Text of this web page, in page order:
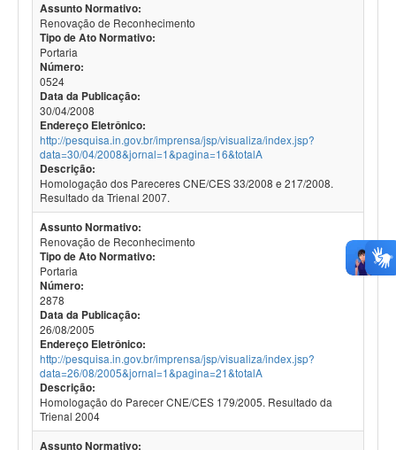
Assunto Normativo:
Renovação de Reconhecimento
Tipo de Ato Normativo:
Portaria
Número:
0524
Data da Publicação:
30/04/2008
Endereço Eletrônico:
http://pesquisa.in.gov.br/imprensa/jsp/visualiza/index.jsp?
data=30/04/2008&jornal=1&pagina=16&totalA
Descrição:
Homologação dos Pareceres CNE/CES 33/2008 e 217/2008.
Resultado da Trienal 2007.
Assunto Normativo:
Renovação de Reconhecimento
Tipo de Ato Normativo:
Portaria
Número:
2878
Data da Publicação:
26/08/2005
Endereço Eletrônico:
http://pesquisa.in.gov.br/imprensa/jsp/visualiza/index.jsp?
data=26/08/2005&jornal=1&pagina=21&totalA
Descrição:
Homologação do Parecer CNE/CES 179/2005. Resultado da
Trienal 2004
Assunto Normativo: